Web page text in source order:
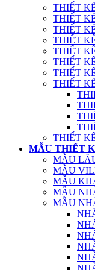
THIẾT
THIẾT
THIẾT
THIẾT
THIẾT
THIẾT
THIẾT
THIẾT
THIẾT
MẪU THIẾT
MẪU
MẪU
MẪU
MẪU
MẪU